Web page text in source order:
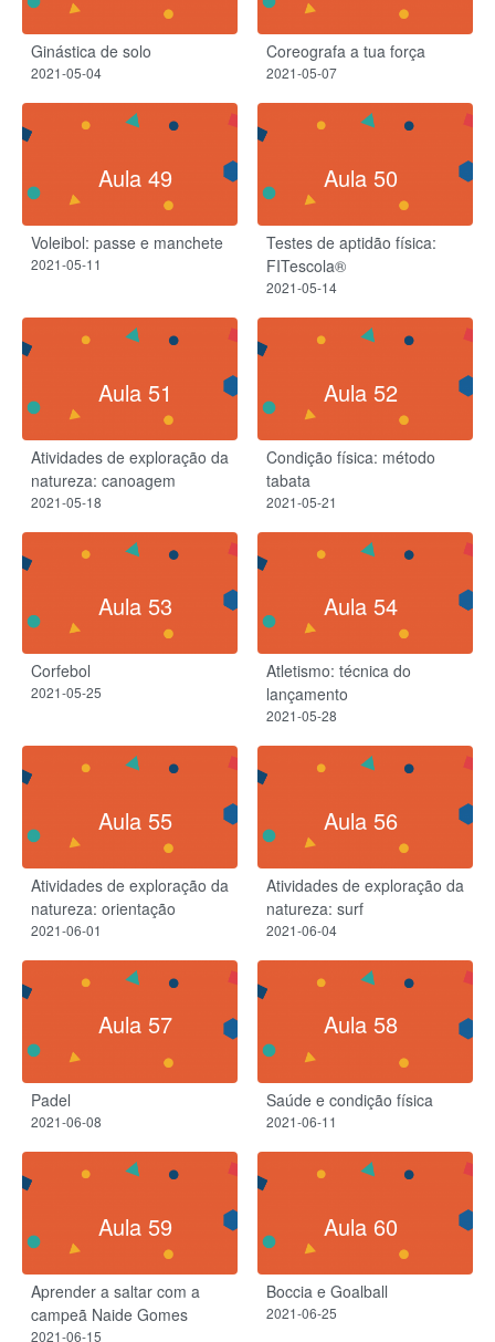
Ginástica de solo
2021-05-04
Coreografa a tua força
2021-05-07
Aula 49
Voleibol: passe e manchete
2021-05-11
Aula 50
Testes de aptidão física:
FITescola®
2021-05-14
Aula 51
Atividades de exploração da
natureza: canoagem
2021-05-18
Aula 52
Condição física: método
tabata
2021-05-21
Aula 53
Corfebol
2021-05-25
Aula 54
Atletismo: técnica do
lançamento
2021-05-28
Aula 55
Atividades de exploração da
natureza: orientação
2021-06-01
Aula 56
Atividades de exploração da
natureza: surf
2021-06-04
Aula 57
Padel
2021-06-08
Aula 58
Saúde e condição física
2021-06-11
Aula 59
Aprender a saltar com a
campeã Naide Gomes
2021-06-15
Aula 60
Boccia e Goalball
2021-06-25